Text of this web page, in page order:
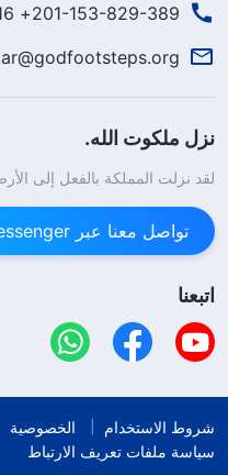
201-153-829-389+ 213-551-750-916+
نزل ملكوت الله.
لقد نزلت المملكة بالفعل إلى
تواصل معنا عبر Messenger
اتبعنا
شروط الاستخدام الخصوصية
سياسة ملفات تعريف الارتباط